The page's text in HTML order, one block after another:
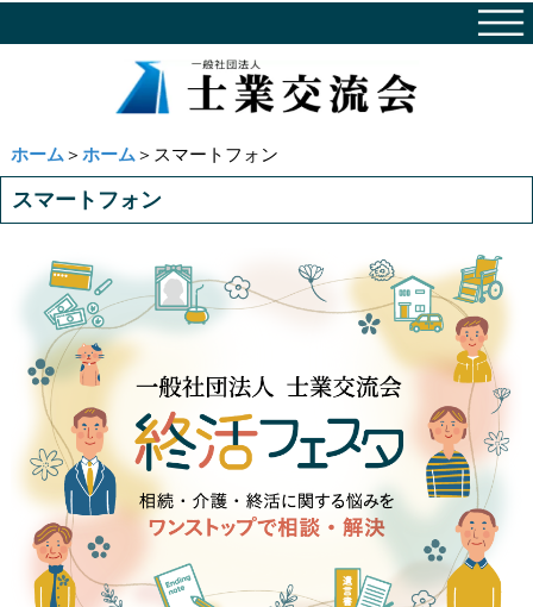
ホーム ＞ ホーム ＞スマートフォン
スマートフォン